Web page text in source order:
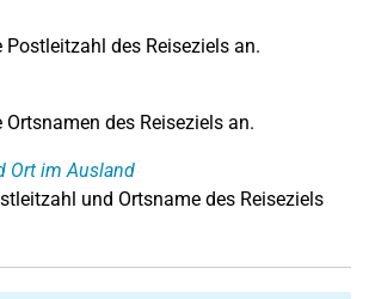
Postleitzahl des Reiseziels an.
Ortsnamen des Reiseziels an.
Ort im Ausland
und Ortsname des Reiseziels